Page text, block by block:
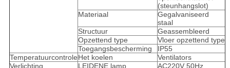
(steunhangslot)
Materiaal
Gegalvaniseerd
staal
Structuur
Geassembleerd
Opzettend type
Vloer opzettend type
Toegangsbescherming
IP55
TemperatuurcontroleHet koelen
Ventilators
Verlichting
LEIDENE lamp
AC220V 50Hz